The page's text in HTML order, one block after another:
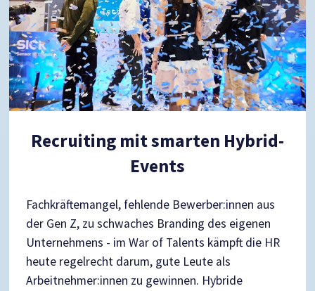
Recruiting mit smarten Hybrid-
Events
Fachkräftemangel, fehlende Bewerber:innen aus
der Gen Z, zu schwaches Branding des eigenen
Unternehmens - im War of Talents kämpft die HR
heute regelrecht darum, gute Leute als
Arbeitnehmer:innen zu gewinnen. Hybride